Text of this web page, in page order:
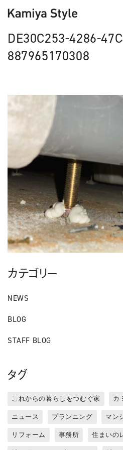
DE30C253-4286-
887965170308
カテゴリー
NEWS
BLOG
STAFF BLOG
タグ
これからの暮らしをつむぐ家 カ
ニュース プランニング マン
リフォーム 事務所 住まいの